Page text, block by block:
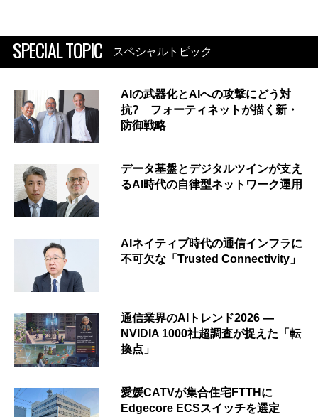
SPECIAL TOPIC スペシャルトピック
AIの武器化とAIへの攻撃にどう対
抗? フォーティネットが描く新・
防御戦略
データ基盤とデジタルツインが支え
るAI時代の自律型ネットワーク運用
AIネイティブ時代の通信インフラに
不可欠な「Trusted Connectivity」
通信業界のAIトレンド2026 ―
NVIDIA 1000社超調査が捉えた「転
換点」
愛媛CATVが集合住宅FTTHに
Edgecore ECSスイッチを選定